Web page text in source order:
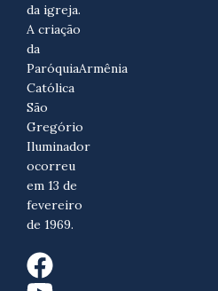
da igreja.
A criação
da
ParóquiaArmênia
Católica
São
Gregório
Iluminador
ocorreu
em 13 de
fevereiro
de 1969.